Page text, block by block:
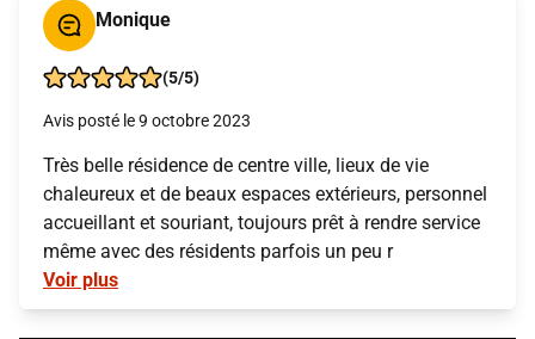
Monique
(5/5)
Avis posté le 9 octobre 2023
Très belle résidence de centre ville, lieux de vie
chaleureux et de beaux espaces extérieurs, personnel
accueillant et souriant, toujours prêt à rendre service
même avec des résidents parfois un peu r
Voir plus